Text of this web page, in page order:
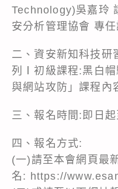
Technology)吳嘉玲
安分析管理協會 專任
二、資安新知科技研
列Ⅰ初級課程:黑白帽
與網站攻防」課程內
三、報名時間:即日
四、報名方式:
(一)請至本會網頁最
名: https://